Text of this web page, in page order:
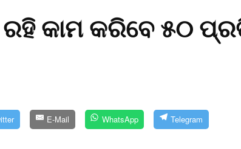
କାମ କରିବେ ୫୦
E-Mail WhatsApp Telegram